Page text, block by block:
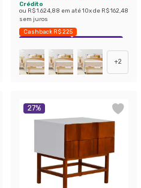
Crédito
ou R$ 1.624,88 em até10x de R$ 162,48
sem juros
Cashback R$ 225
Exclusivo Mobly
Economize 56%
+2
27%